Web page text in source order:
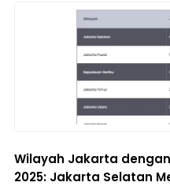
Wilayah Jakarta
2025: Jakarta Selatan